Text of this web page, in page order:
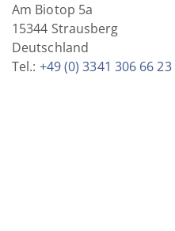
Am Biotop 5a
15344 Strausberg
Deutschland
Tel.: +49 (0) 3341 306 66 23